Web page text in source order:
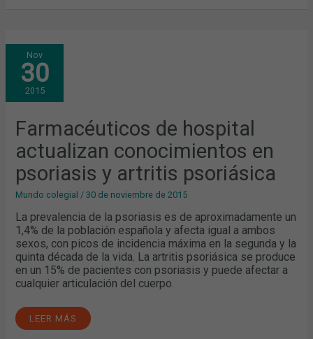
Nov
30
2015
Farmacéuticos de hospital
actualizan conocimientos en
psoriasis y artritis psoriásica
Mundo colegial /30 de noviembre de 2015
La prevalencia de la psoriasis es de aproximadamente un
1,4% de la población española y afecta igual a ambos
sexos, con picos de incidencia máxima en la segunda y la
quinta década de la vida. La artritis psoriásica se produce
en un 15% de pacientes con psoriasis y puede afectar a
cualquier articulación del cuerpo.
FARMACÉUTICOS
DE
HOSPITAL
ACTUALIZAN
CONOCIMIENTOS
EN
PSORIASIS
PSORIÁSICA
LEER MÁS